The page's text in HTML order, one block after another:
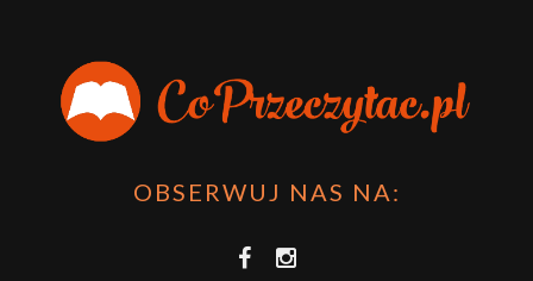
OBSERWUJ NAS NA: